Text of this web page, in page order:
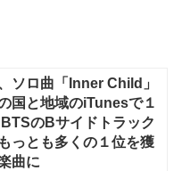
ソロ曲「Inner Child」
国と地域のiTunesで１
のBサイドトラック
っとも多くの１位を獲
曲に